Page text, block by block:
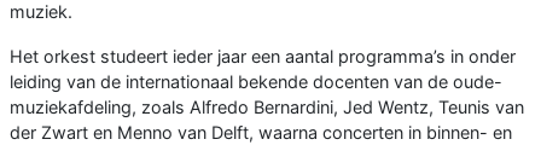
muziek.
Het orkest studeert ieder jaar een aantal programma’s in onder
leiding van de internationaal bekende docenten van de oude-
muziekafdeling, zoals Alfredo Bernardini, Jed Wentz, Teunis van
der Zwart en Menno van Delft, waarna concerten in binnen- en